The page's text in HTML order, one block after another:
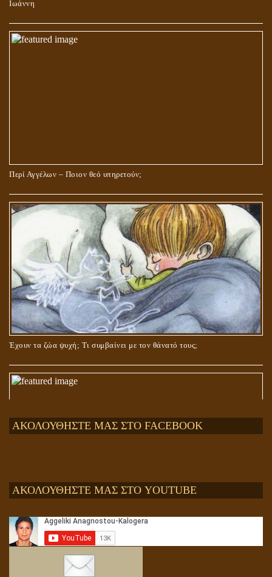
Ιωάννη
Περί Αγγέλων – Ποιον θεό υπηρετούν;
Έχουν τα ζώα ψυχή; Τι συμβαίνει με τον θάνατό τους;
Αληθής και επίπλαστη πνευματικότητα
ΑΚΟΛΟΥΘΗΣΤΕ ΜΑΣ ΣΤΟ FACEBOOK
ΑΚΟΛΟΥΘΗΣΤΕ ΜΑΣ ΣΤΟ YOUTUBE